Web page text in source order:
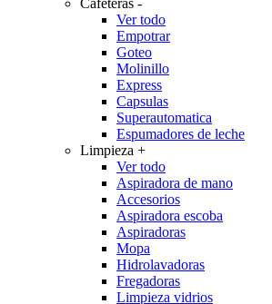
Cafeteras -
Ver todo
Empotrar
Goteo
Molinillo
Express
Capsulas
Superautomatica
Espumadores de leche
Limpieza +
Ver todo
Aspiradora de mano
Accesorios
Aspiradora escoba
Aspiradoras
Mopa
Hidrolavadoras
Fregadoras
Limpieza vidrios